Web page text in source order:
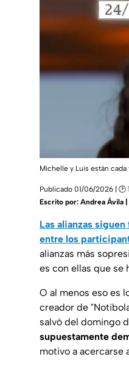
Michelle y Luis están
Publicado 01/06/2026 | 🕑
Escrito por: Andrea Ávila |
Las alianzas
entre los
alianzas más
es con ellas que se
O al menos eso es
creador de
salvó del domingo
supuestamente
motivo a acercarse